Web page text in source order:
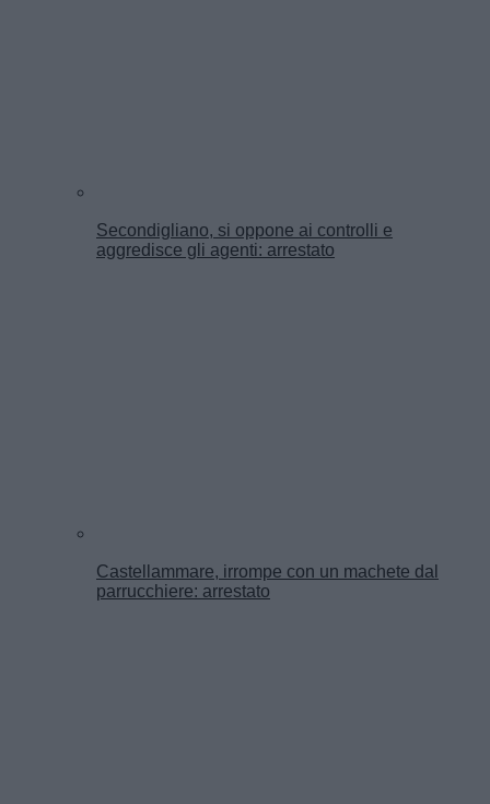
Secondigliano, si oppone ai controlli e
aggredisce gli agenti: arrestato
Castellammare, irrompe con un machete dal
parrucchiere: arrestato